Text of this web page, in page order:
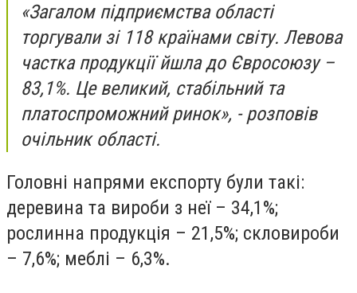
«Загалом підприємства області
торгували зі 118 країнами світу. Левова
частка продукції йшла до Євросоюзу –
83,1%. Це великий, стабільний та
платоспроможний ринок», - розповів
очільник області.
Головні напрями експорту були такі:
деревина та вироби з неї – 34,1%;
рослинна продукція – 21,5%; скловироби
– 7,6%; меблі – 6,3%.